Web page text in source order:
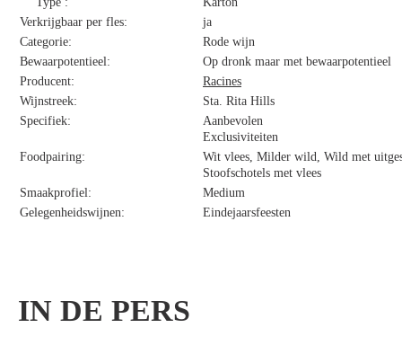
Verkrijgbaar per fles:
ja
Categorie:
Rode wijn
Bewaarpotentieel:
Op dronk maar met bewaarpotentieel
Producent:
Racines
Wijnstreek:
Sta. Rita Hills
Specifiek:
Aanbevolen
Exclusiviteiten
Foodpairing:
Wit vlees, Milder wild, Wild met
Stoofschotels met vlees
Smaakprofiel:
Medium
Gelegenheidswijnen:
Eindejaarsfeesten
IN DE PERS